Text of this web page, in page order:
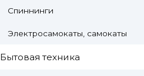
Спиннинги
Электросамокаты, самокаты
Бытовая техника